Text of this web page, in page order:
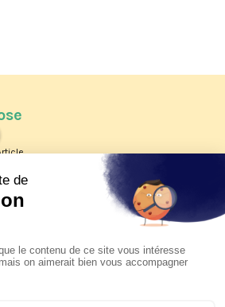
Les reportages d'été 2026 de KTO
La visite pastorale du pape Léon
à Assise à suivre sur KTO le
jeudi 6 août